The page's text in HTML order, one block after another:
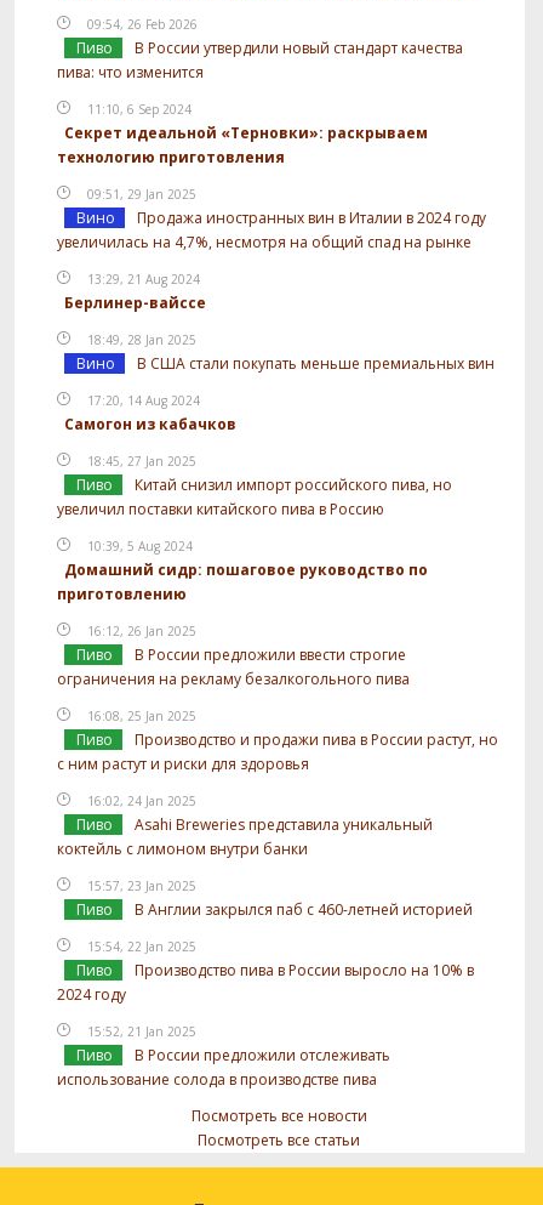
09:54, 26 Feb 2026
Пиво
В России утвердили новый стандарт качества
пива: что изменится
11:10, 6 Sep 2024
Секрет идеальной «Терновки»: раскрываем
технологию приготовления
09:51, 29 Jan 2025
Вино
Продажа иностранных вин в Италии в 2024 году
увеличилась на 4,7%, несмотря на общий спад на рынке
13:29, 21 Aug 2024
Берлинер-вайссе
18:49, 28 Jan 2025
Вино В США стали покупать меньше премиальных вин
17:20, 14 Aug 2024
Самогон из кабачков
18:45, 27 Jan 2025
Пиво
Китай снизил импорт российского пива, но
увеличил поставки китайского пива в Россию
10:39, 5 Aug 2024
Домашний сидр: пошаговое руководство по
приготовлению
16:12, 26 Jan 2025
Пиво
В России предложили ввести строгие
ограничения на рекламу безалкогольного пива
16:08, 25 Jan 2025
Пиво
Производство и продажи пива в России растут, но
с ним растут и риски для здоровья
16:02, 24 Jan 2025
Пиво
Asahi Breweries представила уникальный
коктейль с лимоном внутри банки
15:57, 23 Jan 2025
Пиво В Англии закрылся паб с 460-летней историей
15:54, 22 Jan 2025
Пиво
Производство пива в России выросло на 10% в
2024 году
15:52, 21 Jan 2025
Пиво
В России предложили отслеживать
использование солода в производстве пива
Посмотреть все новости
Посмотреть все статьи